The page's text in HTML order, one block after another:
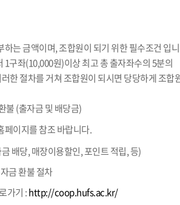
하는 금액이며, 조합원이 되기 위한 필수조건 입
1구좌(10,000원)이상 최고 총 출자좌수의 5분의
한 절차를 거쳐 조합원이 되시면 당당하게 조합
불 (출자금 및 배당금)
페이지를 참조 바랍니다.
배당, 매장이용할인, 포인트 적립, 등)
금 환불 절차
가기 :http://coop.hufs.ac.kr/